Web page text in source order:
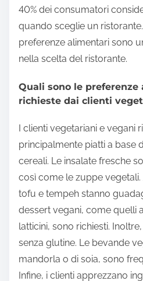
40% dei consumatori
quando sceglie un
preferenze alimentari sono
nella scelta del ristorante.
Quali sono le
richieste dai clienti
I clienti vegetariani e vegani
principalmente piatti a base
cereali. Le insalate fresche
così come le zuppe vegetali.
tofu e tempeh stanno
dessert vegani, come quelli
latticini, sono richiesti.
senza glutine. Le bevande
mandorla o di soia, sono
Infine, i clienti apprezzano